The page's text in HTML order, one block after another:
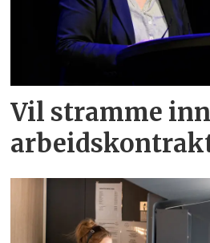
Vil stramme